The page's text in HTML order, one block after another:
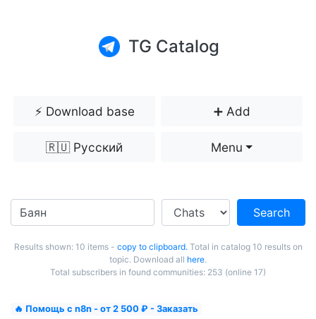
TG Catalog
⚡️ Download base ➕ Add
🇷🇺 Русский Menu
Search
Results shown: 10 items - copy to clipboard.Total in catalog 10 results on
topic. Download all here.
Total subscribers in found communities: 253 (online 17)
🔥 Помощь с n8n - от 2 500 ₽ - Заказать